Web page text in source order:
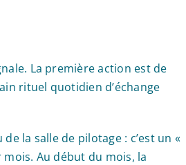
La première action est de
rituel quotidien d’échange
la salle de pilotage : c’est un «
Au début du mois, la